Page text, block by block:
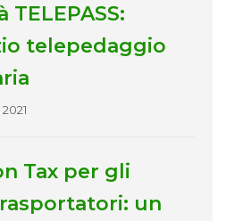
TELEPASS:
telepedaggio
Tax per gli
un